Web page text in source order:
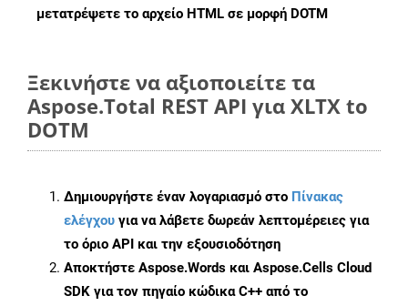
μετατρέψετε το αρχείο HTML σε μορφή DOTM
Ξεκινήστε να αξιοποιείτε τα
Aspose.Total REST API για XLTX to
DOTM
Δημιουργήστε έναν λογαριασμό στο Πίνακας
ελέγχου για να λάβετε δωρεάν λεπτομέρειες για
το όριο API και την εξουσιοδότηση
Αποκτήστε Aspose.Words και Aspose.Cells Cloud
SDK για τον πηγαίο κώδικα C++ από το